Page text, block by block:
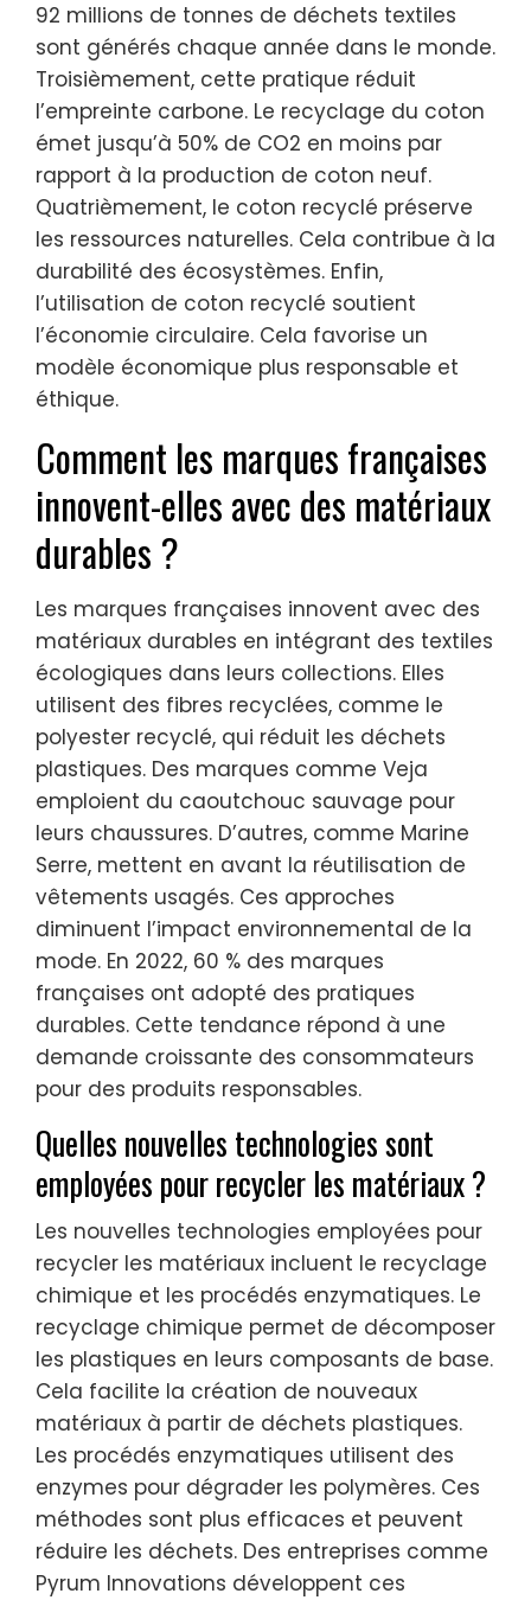
92 millions de tonnes de déchets textiles
sont générés chaque année dans le monde.
Troisièmement, cette pratique réduit
l’empreinte carbone. Le recyclage du coton
émet jusqu’à 50% de CO2 en moins par
rapport à la production de coton neuf.
Quatrièmement, le coton recyclé préserve
les ressources naturelles. Cela contribue à la
durabilité des écosystèmes. Enfin,
l’utilisation de coton recyclé soutient
l’économie circulaire. Cela favorise un
modèle économique plus responsable et
éthique.
Comment les marques françaises
innovent-elles avec des matériaux
durables ?
Les marques françaises innovent avec des
matériaux durables en intégrant des textiles
écologiques dans leurs collections. Elles
utilisent des fibres recyclées, comme le
polyester recyclé, qui réduit les déchets
plastiques. Des marques comme Veja
emploient du caoutchouc sauvage pour
leurs chaussures. D’autres, comme Marine
Serre, mettent en avant la réutilisation de
vêtements usagés. Ces approches
diminuent l’impact environnemental de la
mode. En 2022, 60 % des marques
françaises ont adopté des pratiques
durables. Cette tendance répond à une
demande croissante des consommateurs
pour des produits responsables.
Quelles nouvelles technologies sont
employées pour recycler les matériaux ?
Les nouvelles technologies employées pour
recycler les matériaux incluent le recyclage
chimique et les procédés enzymatiques. Le
recyclage chimique permet de décomposer
les plastiques en leurs composants de base.
Cela facilite la création de nouveaux
matériaux à partir de déchets plastiques.
Les procédés enzymatiques utilisent des
enzymes pour dégrader les polymères. Ces
méthodes sont plus efficaces et peuvent
réduire les déchets. Des entreprises comme
Pyrum Innovations développent ces